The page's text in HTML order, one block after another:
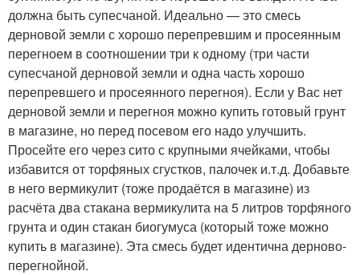
должна быть супесчаной. Идеально — это смесь
дерновой земли с хорошо перепревшим и просеянным
перегноем в соотношении три к одному (три части
супесчаной дерновой земли и одна часть хорошо
перепревшего и просеянного перегноя). Если у Вас нет
дерновой земли и перегноя можно купить готовый грунт
в магазине, но перед посевом его надо улучшить.
Просейте его через сито с крупными ячейками, чтобы
избавится от торфяных сгустков, палочек и.т.д. Добавьте
в него вермикулит (тоже продаётся в магазине) из
расчёта два стакана вермикулита на 5 литров торфяного
грунта и один стакан биогумуса (который тоже можно
купить в магазине). Эта смесь будет идентична дерново-
перегнойной.